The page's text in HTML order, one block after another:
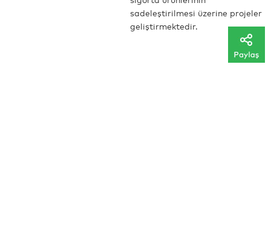
sadeleştirilmesi üzerine projeler
geliştirmektedir.